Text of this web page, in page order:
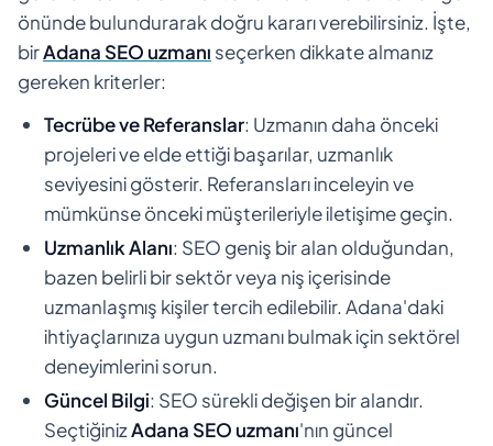
önünde bulundurarak doğru kararı verebilirsiniz. İşte,
birAdana SEO uzmanı seçerken dikkate almanız
gereken kriterler:
Tecrübe ve Referanslar: Uzmanın daha önceki
projeleri ve elde ettiği başarılar, uzmanlık
seviyesini gösterir. Referansları inceleyin ve
mümkünse önceki müşterileriyle iletişime geçin.
Uzmanlık Alanı: SEO geniş bir alan olduğundan,
bazen belirli bir sektör veya niş içerisinde
uzmanlaşmış kişiler tercih edilebilir. Adana'daki
ihtiyaçlarınıza uygun uzmanı bulmak için sektörel
deneyimlerini sorun.
Güncel Bilgi: SEO sürekli değişen bir alandır.
SeçtiğinizAdana SEO uzmanı'nın güncel